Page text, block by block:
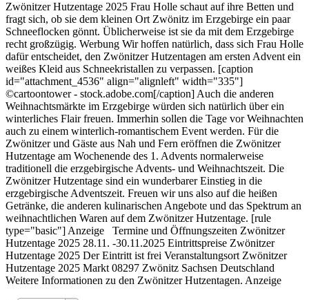
Zwönitzer Hutzentage 2025 Frau Holle schaut auf ihre Betten und
fragt sich, ob sie dem kleinen Ort Zwönitz im Erzgebirge ein paar
Schneeflocken gönnt. Üblicherweise ist sie da mit dem Erzgebirge
recht großzügig. Werbung Wir hoffen natürlich, dass sich Frau Holle
dafür entscheidet, den Zwönitzer Hutzentagen am ersten Advent ein
weißes Kleid aus Schneekristallen zu verpassen. [caption
id="attachment_4536" align="alignleft" width="335"]
©cartoontower - stock.adobe.com[/caption] Auch die anderen
Weihnachtsmärkte im Erzgebirge würden sich natürlich über ein
winterliches Flair freuen. Immerhin sollen die Tage vor Weihnachten
auch zu einem winterlich-romantischem Event werden. Für die
Zwönitzer und Gäste aus Nah und Fern eröffnen die Zwönitzer
Hutzentage am Wochenende des 1. Advents normalerweise
traditionell die erzgebirgische Advents- und Weihnachtszeit. Die
Zwönitzer Hutzentage sind ein wunderbarer Einstieg in die
erzgebirgische Adventszeit. Freuen wir uns also auf die heißen
Getränke, die anderen kulinarischen Angebote und das Spektrum an
weihnachtlichen Waren auf dem Zwönitzer Hutzentage. [rule
type="basic"] Anzeige Termine und Öffnungszeiten Zwönitzer
Hutzentage 2025 28.11. -30.11.2025 Eintrittspreise Zwönitzer
Hutzentage 2025 Der Eintritt ist frei Veranstaltungsort Zwönitzer
Hutzentage 2025 Markt 08297 Zwönitz Sachsen Deutschland
Weitere Informationen zu den Zwönitzer Hutzentagen. Anzeige